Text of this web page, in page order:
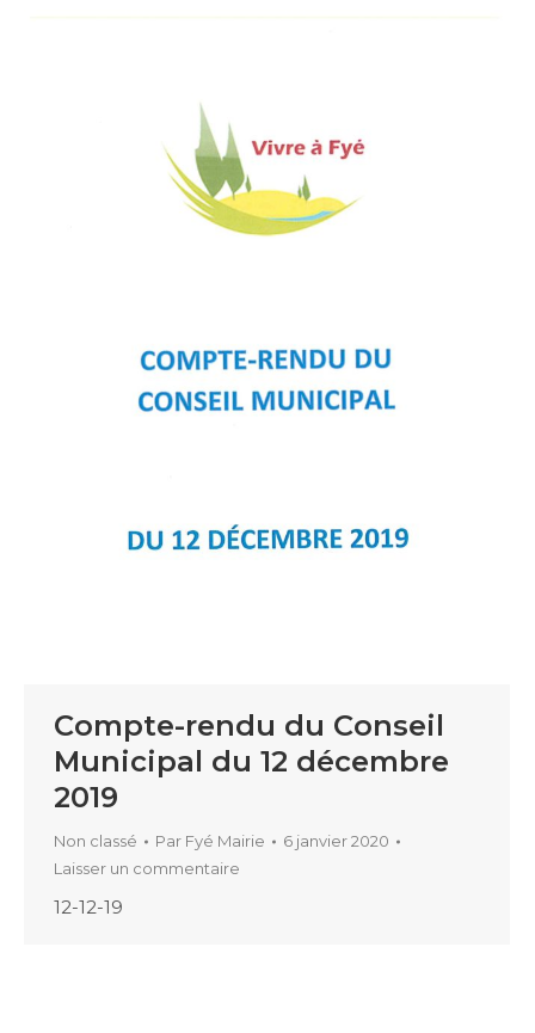
Compte-rendu du Conseil
Municipal du 12 décembre
2019
Non classé Par Fyé Mairie
6 janvier 2020
Laisser un commentaire
12-12-19